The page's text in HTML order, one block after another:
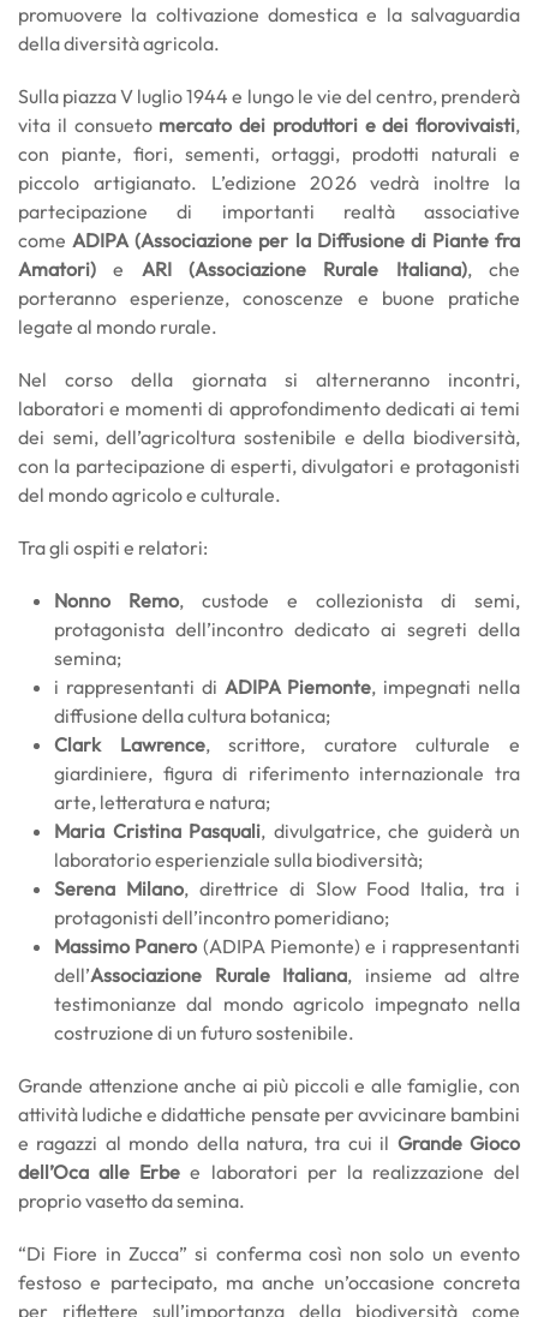
promuovere la coltivazione domestica e la salvaguardia
della diversità agricola.
Sulla piazza V luglio 1944 e lungo le vie del centro, prenderà
vita il consueto mercato dei produttori e dei florovivaisti,
con piante, fiori, sementi, ortaggi, prodotti naturali e
piccolo artigianato. L’edizione 2026 vedrà inoltre la
partecipazione di importanti realtà associative
come ADIPA (Associazione per la Diffusione di Piante fra
Amatori) e ARI (Associazione Rurale Italiana), che
porteranno esperienze, conoscenze e buone pratiche
legate al mondo rurale.
Nel corso della giornata si alterneranno incontri,
laboratori e momenti di approfondimento dedicati ai temi
dei semi, dell’agricoltura sostenibile e della biodiversità,
con la partecipazione di esperti, divulgatori e protagonisti
del mondo agricolo e culturale.
Tra gli ospiti e relatori:
Nonno Remo, custode e collezionista di semi,
protagonista dell’incontro dedicato ai segreti della
semina;
i rappresentanti di ADIPA Piemonte, impegnati nella
diffusione della cultura botanica;
Clark Lawrence, scrittore, curatore culturale e
giardiniere, figura di riferimento internazionale tra
arte, letteratura e natura;
Maria Cristina Pasquali, divulgatrice, che guiderà un
laboratorio esperienziale sulla biodiversità;
Serena Milano, direttrice di Slow Food Italia, tra i
protagonisti dell’incontro pomeridiano;
Massimo Panero (ADIPA Piemonte) e i rappresentanti
dell’Associazione Rurale Italiana, insieme ad altre
testimonianze dal mondo agricolo impegnato nella
costruzione di un futuro sostenibile.
Grande attenzione anche ai più piccoli e alle famiglie, con
attività ludiche e didattiche pensate per avvicinare bambini
e ragazzi al mondo della natura, tra cui il Grande Gioco
dell’Oca alle Erbe e laboratori per la realizzazione del
proprio vasetto da semina.
“Di Fiore in Zucca” si conferma così non solo un evento
festoso e partecipato, ma anche un’occasione concreta
per riflettere sull’importanza della biodiversità come